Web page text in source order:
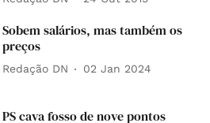
Sobem salários, mas também os
preços
Redação DN 02 Jan 2024
PS cava fosso de nove pontos